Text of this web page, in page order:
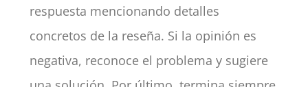
respuesta mencionando detalles
concretos de la reseña. Si la opinión es
negativa, reconoce el problema y sugiere